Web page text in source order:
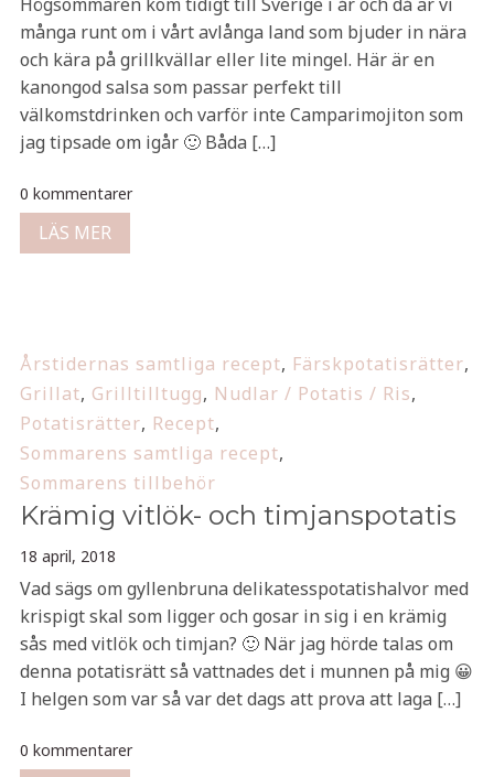
många runt om i vårt avlånga land som bjuder in nära
och kära på grillkvällar eller lite mingel. Här är en
kanongod salsa som passar perfekt till
välkomstdrinken och varför inte Camparimojiton som
jag tipsade om igår 🙂 Båda […]
0 kommentarer
LÄS MER
Årstidernas samtliga recept, Färskpotatisrätter,
Grillat, Grilltilltugg, Nudlar / Potatis / Ris,
Potatisrätter, Recept,
Sommarens samtliga recept,
Sommarens tillbehör
Krämig vitlök- och timjanspotatis
18 april, 2018
Vad sägs om gyllenbruna delikatesspotatishalvor med
krispigt skal som ligger och gosar in sig i en krämig
sås med vitlök och timjan? 🙂 När jag hörde talas om
denna potatisrätt så vattnades det i munnen på mig 😀
I helgen som var så var det dags att prova att laga […]
0 kommentarer